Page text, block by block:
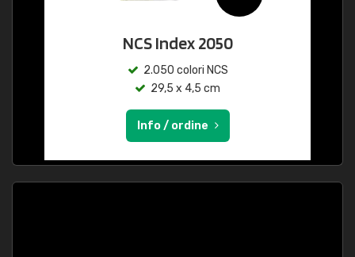
NCS Index 2050
2.050 colori NCS
29,5 x 4,5 cm
Info / ordine